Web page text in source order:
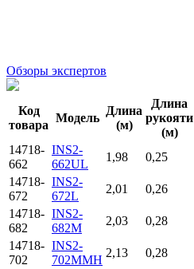
Обзоры экспертов
Код
товара
Модель
Длина
(м)
Длина
рукояти
(м)
14718-
662
INS2-
662UL
1,98 0,25
14718-
672
INS2-
672L
2,01 0,26
14718-
682
INS2-
682M
2,03 0,28
14718-
702
INS2-
702MMH
2,13 0,28